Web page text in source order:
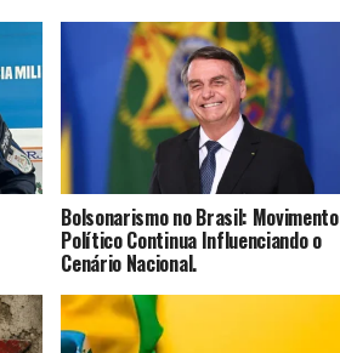
Bolsonarismo no Brasil: Movimento
Político Continua Influenciando o
Cenário Nacional.